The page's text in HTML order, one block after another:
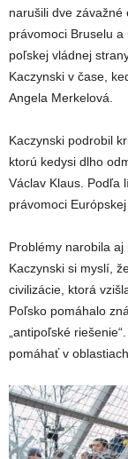
narušili dve závažné
právomoci Bruselu
poľskej vládnej
Kaczynski v čase,
Angela Merkelová.
Kaczynski podrobil
ktorú kedysi dlho
Václav Klaus. Podľa
právomoci Európskej
Problémy narobila
Kaczynski si myslí,
civilizácie, ktorá
Poľsko pomáhalo
„antipoľské
pomáhať v